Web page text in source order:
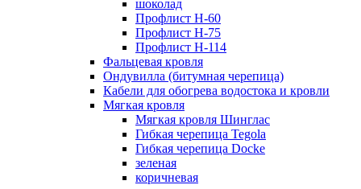
шоколад
Профлист Н-60
Профлист Н-75
Профлист H-114
Фальцевая кровля
Ондувилла (битумная черепица)
Кабели для обогрева водостока и кровли
Мягкая кровля
Мягкая кровля Шинглас
Гибкая черепица Tegola
Гибкая черепица Docke
зеленая
коричневая